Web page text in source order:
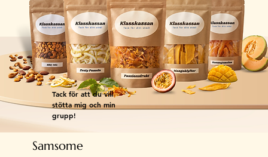
Tack för att du vill
stötta mig och min
grupp!
Samsome